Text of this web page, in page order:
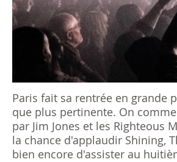
e
c
i
Paris fait sa rentrée en grande
que plus pertinente. On
par Jim Jones et les Righteous
la chance d'applaudir Shining,
bien encore d'assister au